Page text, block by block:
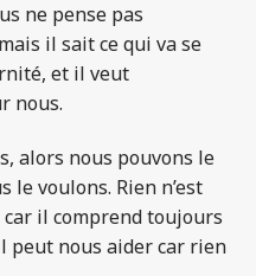
ne pense pas
il sait ce qui va se
et il veut
nous.
alors nous pouvons le
le voulons. Rien n’est
car il comprend toujours
peut nous aider car rien